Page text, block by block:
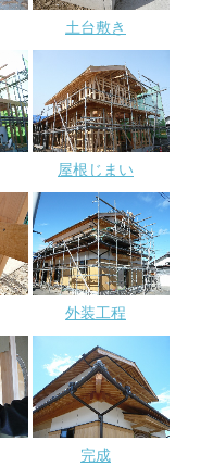
土台敷き
屋根じまい
外装工程
完成